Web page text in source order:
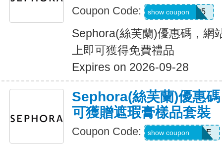
Coupon Code: OLAPLEXNO5
show coupon
Sephora(絲芙蘭)優惠碼，網
上即可獲得免費禮品
Expires on 2026-09-28
Sephora(絲芙蘭)優惠
可獲贈遮瑕膏樣品套裝
Coupon Code: FINDMYSHADE
show coupon